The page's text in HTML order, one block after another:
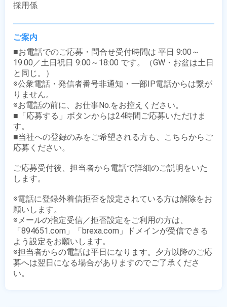
採用係
ご案内
■お電話でのご応募・問合せ受付時間は 平日 9:00～
19:00／土日祝日 9:00～18:00 です。（GW・お盆は土日
と同じ。）
※公衆電話・発信者番号非通知・一部IP電話からは繋が
りません。
※お電話の前に、お仕事No.をお控えください。
■「応募する」ボタンからは24時間ご応募いただけま
す。
■当社への登録のみをご希望される方も、こちらからご
応募ください。
ご応募受付後、担当者から電話で詳細のご説明をいた
します。
※電話に登録外着信拒否を設定されている方は解除をお
願いします。
※メールの指定受信／拒否設定をご利用の方は、
「894651.com」「brexa.com」ドメインが受信できる
よう設定をお願いします。
※担当者からの電話は平日になります。夕方以降のご応
募へは翌日になる場合がありますのでご了承くださ